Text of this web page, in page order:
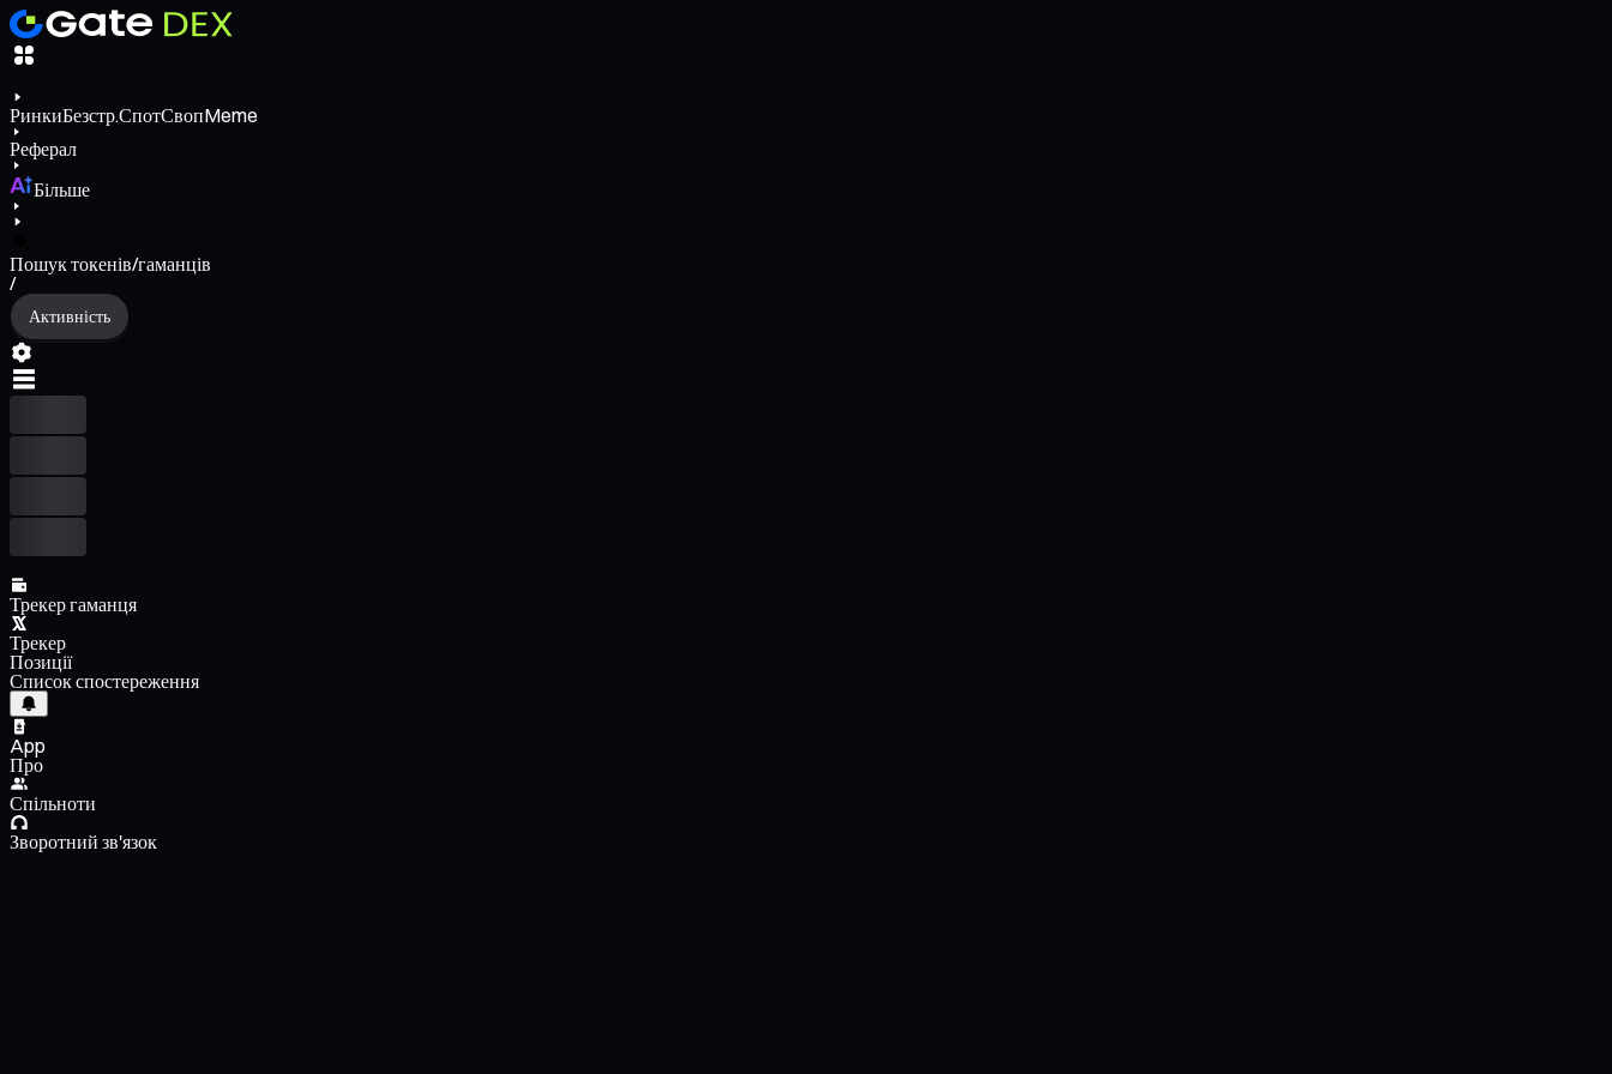
РинкиБезстр.СпотСвопMeme
Реферал
Більше
Пошук токенів/гаманців
/
Активність
Трекер гаманця
Трекер
Позиції
Список спостереження
App
Про
Спільноти
Зворотний зв'язок